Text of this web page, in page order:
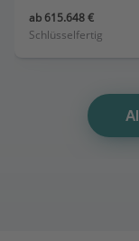
ab 615.648 €
Schlüsselfertig